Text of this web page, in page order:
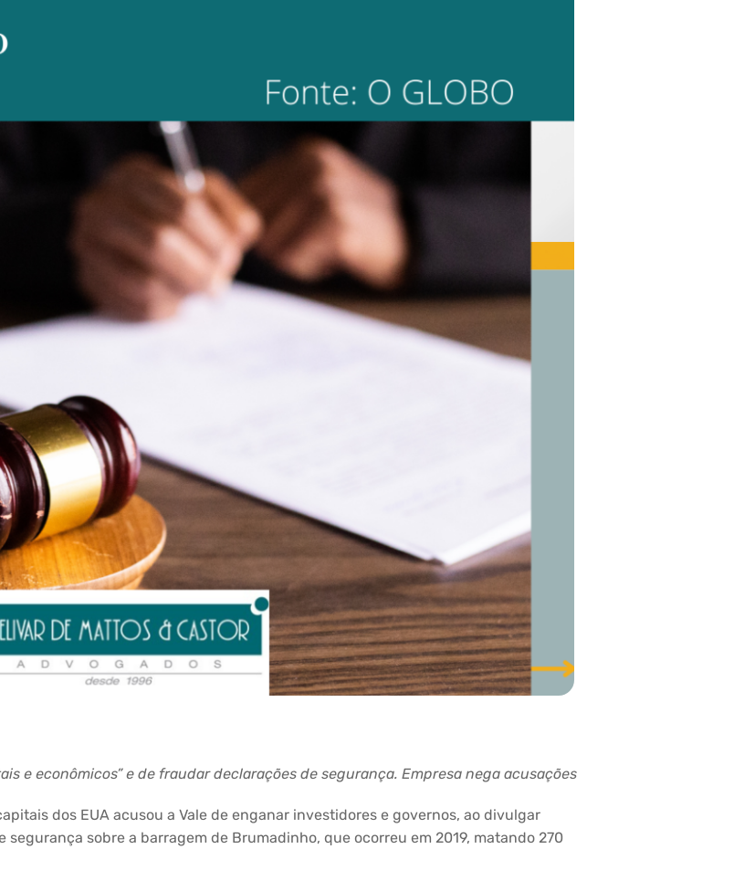
e econômicos” e de fraudar declarações de segurança. Empresa nega acusações
dos EUA acusou a Vale de enganar investidores e governos, ao divulgar
sobre a barragem de Brumadinho, que ocorreu em 2019, matando 270